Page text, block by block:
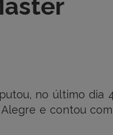
no último dia
e contou